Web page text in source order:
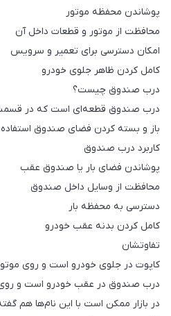
پوشاندن محفظه موتور
محافظت از موتور و قطعات داخل آن
امکان دسترسی برای تعمیر و سرویس
کامل کردن ظاهر جلوی خودرو
درب صندوق چیست؟
درب صندوق قطعه‌ای است که در قسمت
باز و بسته کردن فضای صندوق
کاربرد درب صندوق
پوشاندن فضای بار یا صندوق عقب
محافظت از وسایل داخل صندوق
دسترسی به محفظه بار
کامل کردن بدنه عقب خودرو
تفاوتشان
کاپوت در جلوی خودرو است و روی
درب صندوق در عقب خودرو است و روی
در بازار ممکن است با این نام‌ها هم